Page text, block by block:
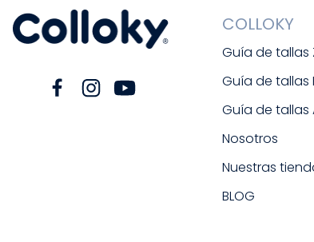
COLLOKY
Guía de tallas
Guía de tallas
Guía de tallas
Nosotros
Nuestras
BLOG